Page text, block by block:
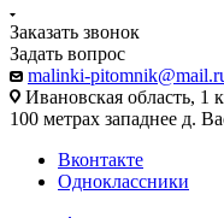
Заказать звонок
Задать вопрос
malinki-
Ивановская область, 1
100 метрах западнее д.
Вконтакте
Одноклассники